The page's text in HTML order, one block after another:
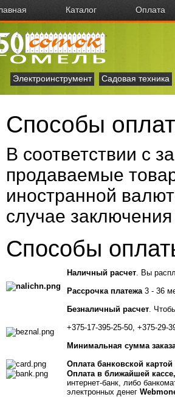
Каталог Оплата
Электроинструмент Садовая техника
Способы
В соответствии с
продаваемые
иностранной
случае
Способы
Наличный расчет. Вы
Рассрочка платежа3 - 36
Безналичный расчет.
+375-17-395-25-50, +375-29-
Минимальная сумма
Оплата банковской
Оплата в ближайшей
интернет-банк, либо
электронных денег